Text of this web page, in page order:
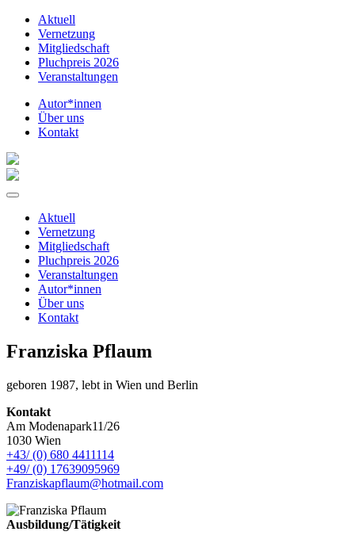
Aktuell
Vernetzung
Mitgliedschaft
Pluchpreis 2026
Veranstaltungen
Autor*innen
Über uns
Kontakt
Aktuell
Vernetzung
Mitgliedschaft
Pluchpreis 2026
Veranstaltungen
Autor*innen
Über uns
Kontakt
Franziska Pflaum
geboren 1987, lebt in Wien und Berlin
Kontakt
Am Modenapark11/26
1030 Wien
+43/ (0) 680 4411114
+49/ (0) 17639095969
Franziskapflaum@hotmail.com
Ausbildung/Tätigkeit